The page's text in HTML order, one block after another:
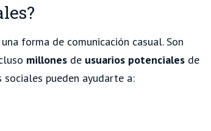
forma de comunicación casual. Son
millones de usuarios potenciales de
pueden ayudarte a: